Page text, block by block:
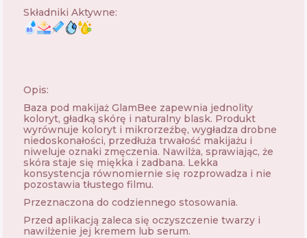
Składniki Aktywne:
Opis:
Baza pod makijaż GlamBee zapewnia jednolity
koloryt, gładką skórę i naturalny blask. Produkt
wyrównuje koloryt i mikrorzeźbę, wygładza drobne
niedoskonałości, przedłuża trwałość makijażu i
niweluje oznaki zmęczenia. Nawilża, sprawiając, że
skóra staje się miękka i zadbana. Lekka
konsystencja równomiernie się rozprowadza i nie
pozostawia tłustego filmu.
Przeznaczona do codziennego stosowania.
Przed aplikacją zaleca się oczyszczenie twarzy i
nawilżenie jej kremem lub serum.